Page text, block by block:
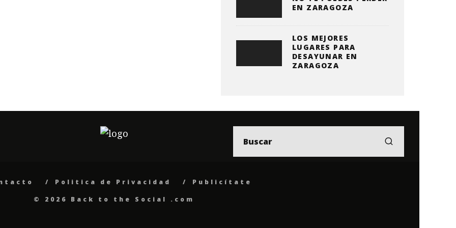
EN ZARAGOZA
LOS MEJORES
LUGARES PARA
DESAYUNAR EN
ZARAGOZA
Politica de Privacidad
Publicítate
© 2026 Back to the Social .com